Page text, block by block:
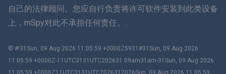
हिंदी
עברית
自己的法律顾问。您应自行负责将许可软件安装到此类设备
上，mSpy对此不承担任何责任。.
© #!31Sun, 09 Aug 2026 11:05:59 +0000Z5931#31Sun, 09 Aug 2026
11:05:59 +0000Z-11UTC3131UTC202631 09am31am-31Sun, 09 Aug 2026
11:05:59 +0000Z11UTC3131UTC2026312026Sun, 09 Aug 2026 11:05:59